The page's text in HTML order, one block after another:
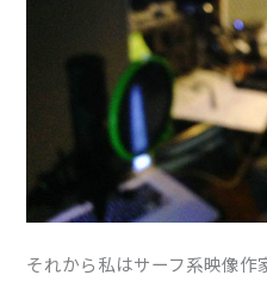
それから私はサーフ系映像作